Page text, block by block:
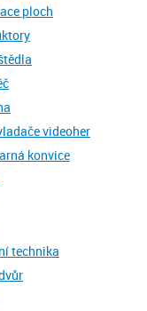
ploch
videoher
konvice
technika